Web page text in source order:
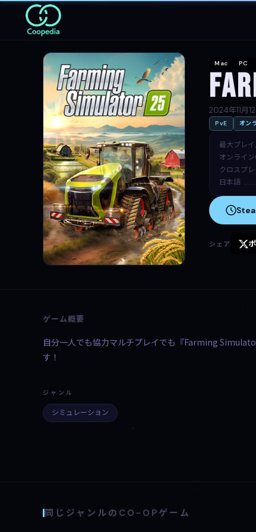
Mac PC
2024年11月
PvE オン
最大プレ
オンライ
クロスプレ
日本語
シェア
ゲーム概要
自分一人でも協力マルチプレイでも『Farming
す！
ジャンル
シミュレーション
同じジャンルのCO-OPゲーム